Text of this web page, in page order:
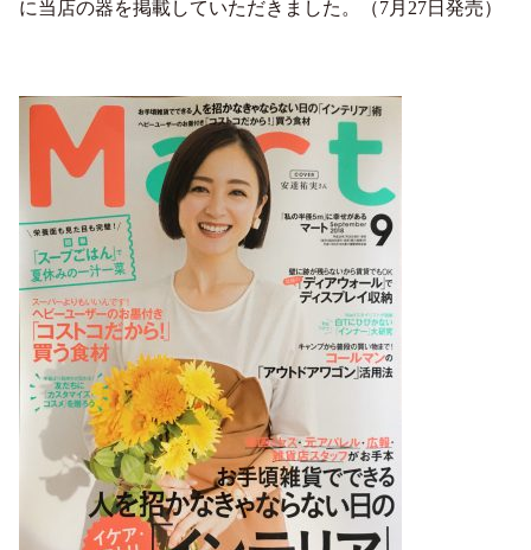
に当店の器を掲載していただきました。（7月27日発売）